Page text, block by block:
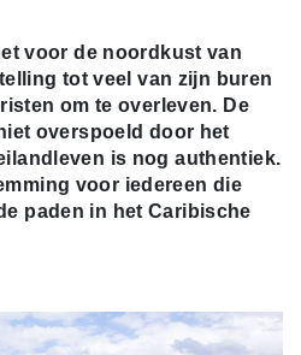
voor de noordkust van
tot veel van zijn buren
om te overleven. De
overspoeld door het
is nog authentiek.
voor iedereen die
paden in het Caribische